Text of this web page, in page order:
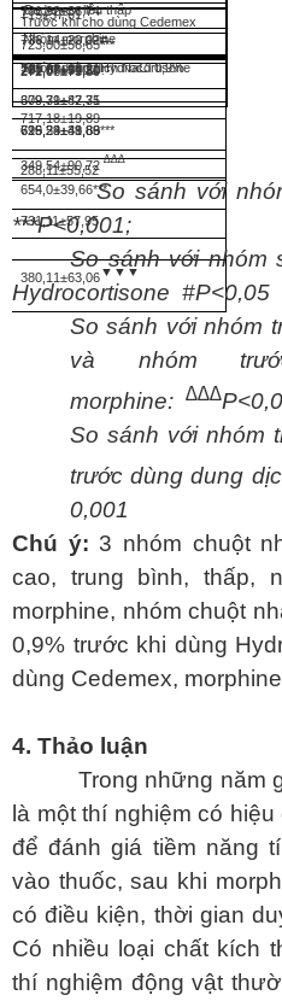
Trước khi cho dùng Cedemex
Sau khi dùng Hydrocortisone
715±37,61
723,00±56,65***
701,92±38,74
272,08±73,80
695,23±41,83
654,0±39,66***
Cedemex liều thấp
736,14±20,02#
281,57±51,30
679,79±47,31
619,29±39,66***
Nhóm morphine
728,08±18,21
309,31±82,75
726,54±48,89
349,54±90,72 ∆∆∆
Nhóm dung dịch NaCl 0,9%
717,18±19,89
288,11±55,52
731,11±57,95
380,11±63,06▼▼▼
So sánh với nhóm
***P<0,001;
So sánh với nhóm
Hydrocortisone #P<0,05
So sánh với nhóm
và nhóm
morphine: ∆∆∆
So sánh với nhóm
trước dùng dung
0,001
Chú ý: 3 nhóm chuột
cao, trung bình, thấp,
morphine, nhóm chuột
0,9% trước khi dùng
dùng Cedemex,
4. Thảo luận
Trong những năm
là một thí nghiệm có
để đánh giá tiềm năng
vào thuốc, sau khi
có điều kiện, thời gian
Có nhiều loại chất kích
thí nghiệm động vật